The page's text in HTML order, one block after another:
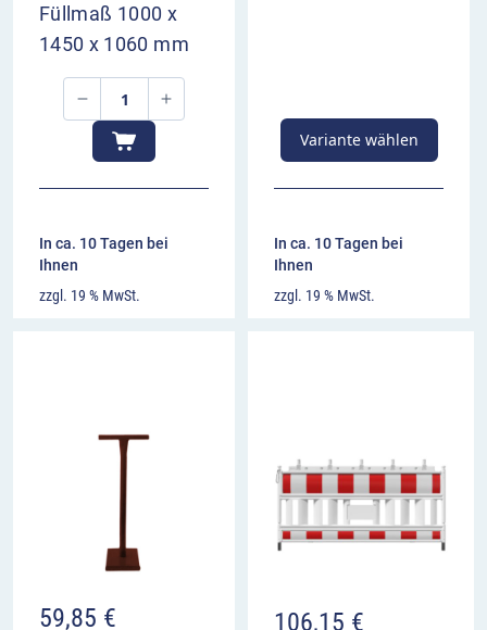
Füllmaß 1000 x
1450 x 1060 mm
In ca. 10 Tagen bei
Ihnen
zzgl. 19 % MwSt.
Variante wählen
In ca. 10 Tagen bei
Ihnen
zzgl. 19 % MwSt.
59,85 € 106,15 €